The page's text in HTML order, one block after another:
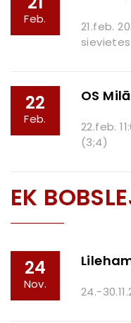
Feb.
21.feb.
22
Feb.
OS
22.feb.
(3;4)
EK
24
Nov.
24.-